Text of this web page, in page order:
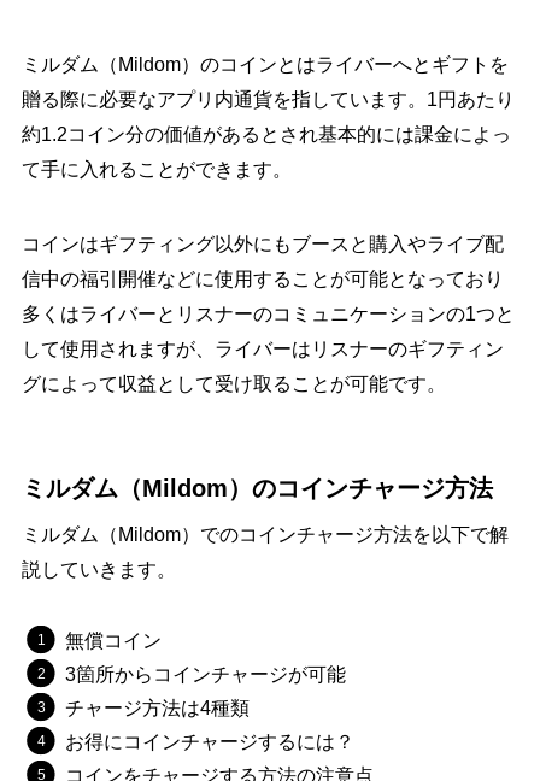
ミルダム（Mildom）のコインとはライバーへとギフトを
贈る際に必要なアプリ内通貨を指しています。1円あたり
約1.2コイン分の価値があるとされ基本的には課金によっ
て手に入れることができます。
コインはギフティング以外にもブースと購入やライブ配
信中の福引開催などに使用することが可能となっており
多くはライバーとリスナーのコミュニケーションの1つと
して使用されますが、ライバーはリスナーのギフティン
グによって収益として受け取ることが可能です。
ミルダム（Mildom）のコインチャージ方法
ミルダム（Mildom）でのコインチャージ方法を以下で解
説していきます。
無償コイン
3箇所からコインチャージが可能
チャージ方法は4種類
お得にコインチャージするには？
コインをチャージする方法の注意点